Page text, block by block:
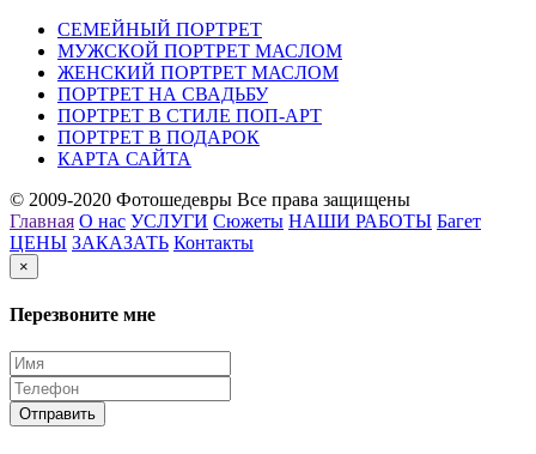
СЕМЕЙНЫЙ ПОРТРЕТ
МУЖСКОЙ ПОРТРЕТ МАСЛОМ
ЖЕНСКИЙ ПОРТРЕТ МАСЛОМ
ПОРТРЕТ НА СВАДЬБУ
ПОРТРЕТ В СТИЛЕ ПОП-АРТ
ПОРТРЕТ В ПОДАРОК
КАРТА САЙТА
© 2009-2020 Фотошедевры Все права защищены
Главная О нас УСЛУГИ Сюжеты НАШИ РАБОТЫ Багет
ЦЕНЫ ЗАКАЗАТЬ Контакты
×
Перезвоните мне
Отправить